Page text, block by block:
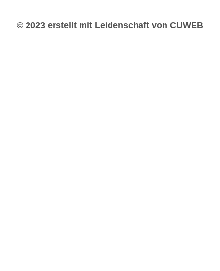
© 2023 erstellt mit Leidenschaft von CUWEB